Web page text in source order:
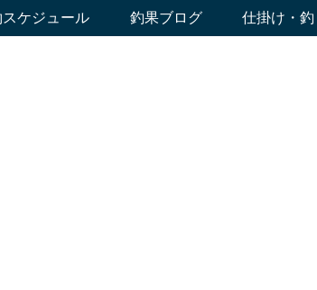
ケジュール 釣果ブログ 仕掛け・